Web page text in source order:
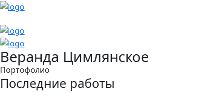
Веранда Цимлянское
Портофолио
Последние работы